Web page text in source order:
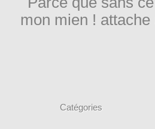
mon mien !
Catégories